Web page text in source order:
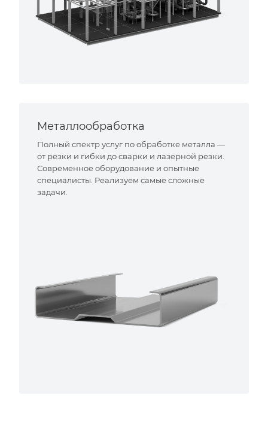
Металлообработка
Полный спектр услуг по обработке металла —
от резки и гибки до сварки и лазерной резки.
Современное оборудование и опытные
специалисты. Реализуем самые сложные
задачи.